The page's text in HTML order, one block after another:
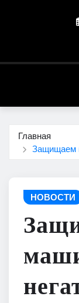
Главная
Защищаем
НОВОСТИ